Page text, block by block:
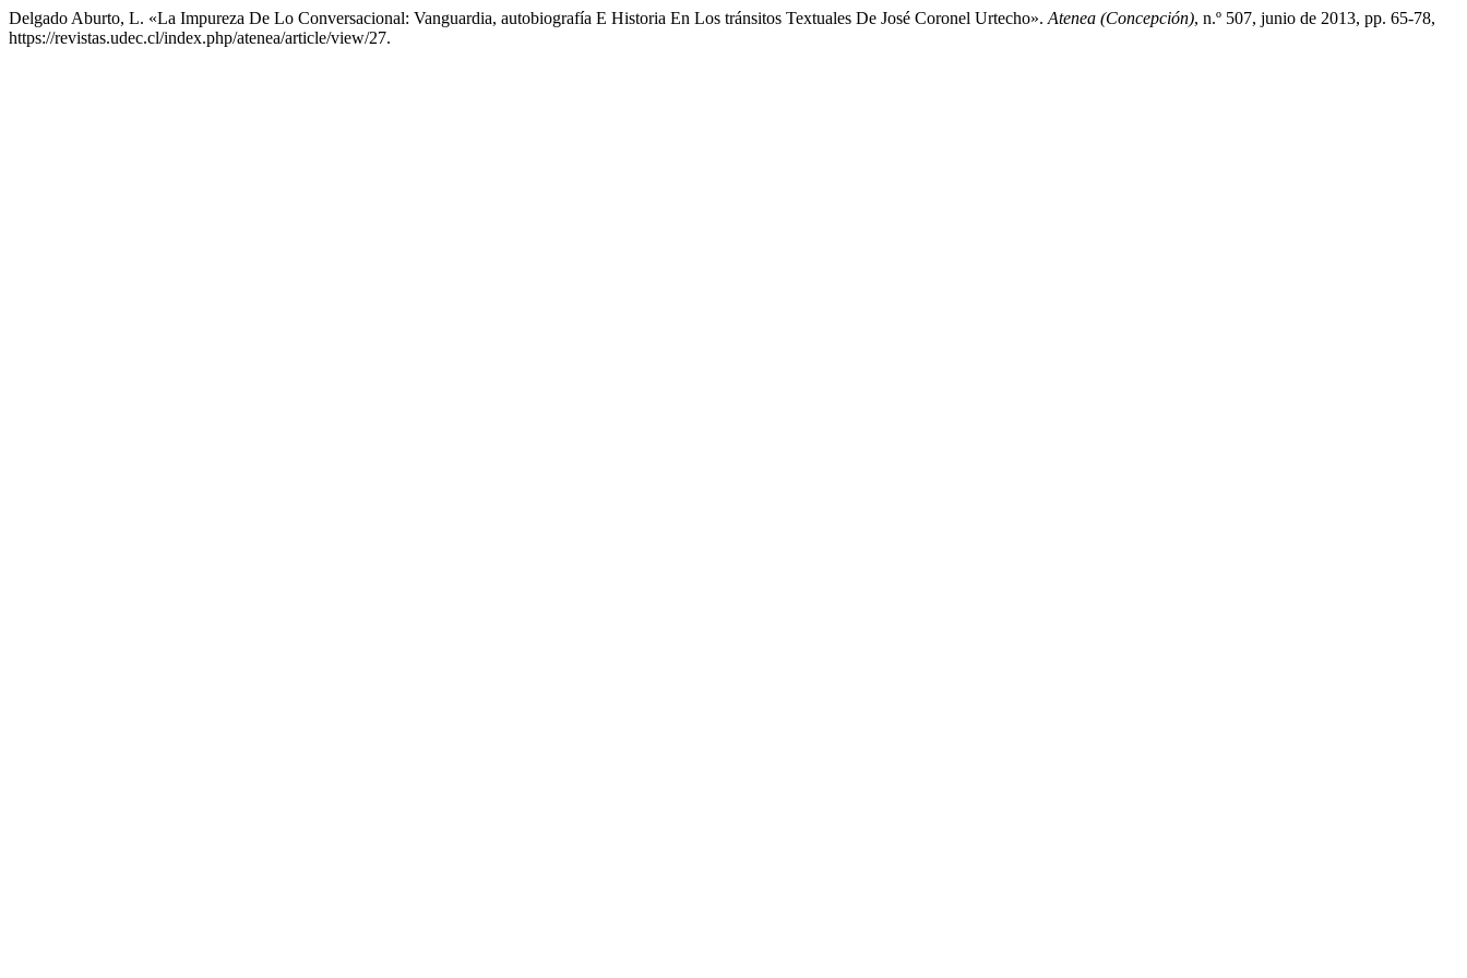
Delgado Aburto, L. «La Impureza De Lo Conversacional: Vanguardia, autobiografía E Historia En Los tránsitos Textuales De José Coronel Urtecho». Atenea (Concepción), n.º 507, junio de 2013, pp. 65-78,
https://revistas.udec.cl/index.php/atenea/article/view/27.